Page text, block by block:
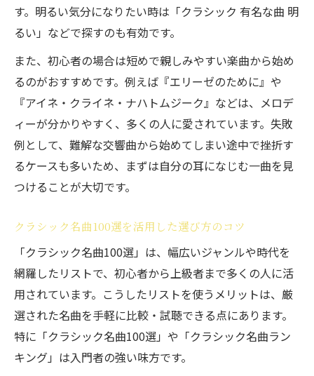
す。明るい気分になりたい時は「クラシック 有名な曲 明
るい」などで探すのも有効です。
また、初心者の場合は短めで親しみやすい楽曲から始め
るのがおすすめです。例えば『エリーゼのために』や
『アイネ・クライネ・ナハトムジーク』などは、メロデ
ィーが分かりやすく、多くの人に愛されています。失敗
例として、難解な交響曲から始めてしまい途中で挫折す
るケースも多いため、まずは自分の耳になじむ一曲を見
つけることが大切です。
クラシック名曲100選を活用した選び方のコツ
「クラシック名曲100選」は、幅広いジャンルや時代を
網羅したリストで、初心者から上級者まで多くの人に活
用されています。こうしたリストを使うメリットは、厳
選された名曲を手軽に比較・試聴できる点にあります。
特に「クラシック名曲100選」や「クラシック名曲ラン
キング」は入門者の強い味方です。